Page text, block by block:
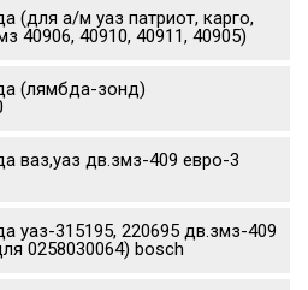
(для а/м уаз патриот, карго,
40906, 40910, 40911, 40905)
(лямбда-зонд)
ваз,уаз дв.змз-409 евро-3
уаз-315195, 220695 дв.змз-409
0258030064) bosch